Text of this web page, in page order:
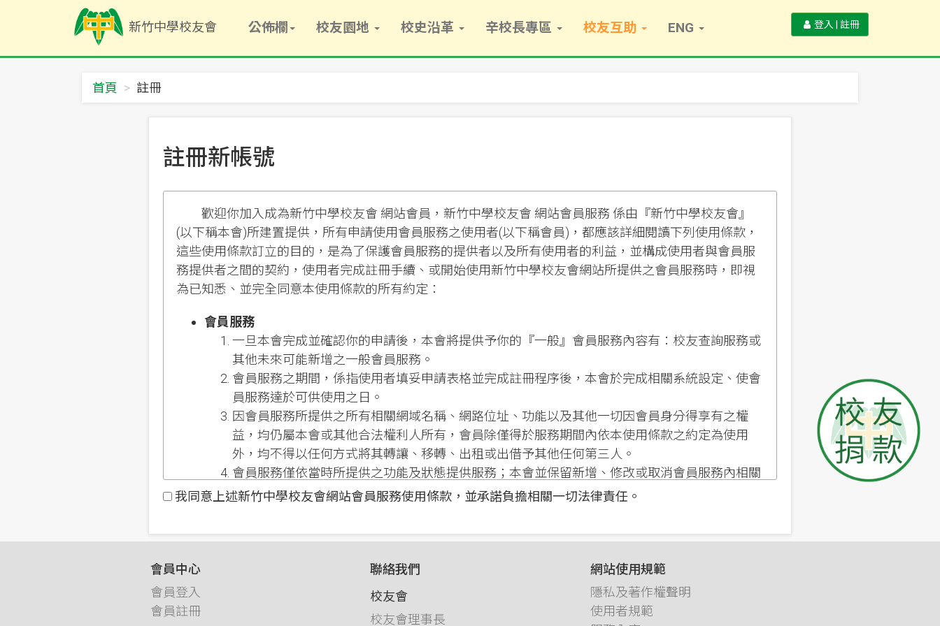
新竹中學校友會竹
學
頁
公佈欄 校友園地 校史沿革 辛校長專區 校友互助 ENG 登入 | 註冊
首頁 註冊
註冊新帳號
歡迎你加入成為新竹中學校友會 網站會員，新竹中學校友會 網站會員服務 係由『新竹中學校友會』
(以下稱本會)所建置提供，所有申請使用會員服務之使用者(以下稱會員)，都應該詳細閱讀下列使用條款，
這些使用條款訂立的目的，是為了保護會員服務的提供者以及所有使用者的利益，並構成使用者與會員服
務提供者之間的契約，使用者完成註冊手續、或開始使用新竹中學校友會網站所提供之會員服務時，即視
為已知悉、並完全同意本使用條款的所有約定：
會員服務
一旦本會完成並確認你的申請後，本會將提供予你的『一般』會員服務內容有：校友查詢服務或
其他未來可能新增之一般會員服務。
會員服務之期間，係指使用者填妥申請表格並完成註冊程序後，本會於完成相關系統設定、使會
員服務達於可供使用之日。
因會員服務所提供之所有相關網域名稱、網路位址、功能以及其他一切因會員身分得享有之權
益，均仍屬本會或其他合法權利人所有，會員除僅得於服務期間內依本使用條款之約定為使用
外，均不得以任何方式將其轉讓、移轉、出租或出借予其他任何第三人。
會員服務僅依當時所提供之功能及狀態提供服務；本會並保留新增、修改或取消會員服務內相關
系統或功能之全部或一部之權利。
在註冊過程中你可以自行選擇使用者名稱和密碼，但在使用會員服務的過程中，你必須為經由這
個使用者名稱和密碼所進行的所有行為負責。
我同意上述新竹中學校友會網站會員服務使用條款，並承諾負擔相關一切法律責任。
會員中心
會員登入
會員註冊
聯絡我們
校友會
校友會理事長
網站使用規範
隱私及著作權聲明
使用者規範